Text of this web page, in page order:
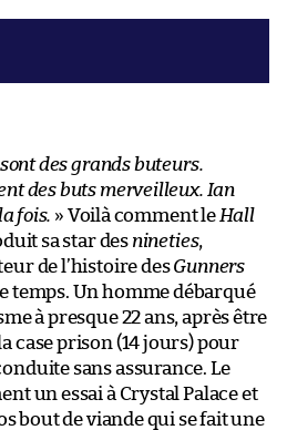
des grands buteurs.
des buts merveilleux. Ian
fois. » Voilà comment le Hall
​sa star des nineties,
de l’histoire desGunners
temps. Un homme débarqué
à presque 22 ans, après être
case prison (14 jours) pour
sans assurance. Le
un essai à Crystal Palace et
bout de viande qui se fait une